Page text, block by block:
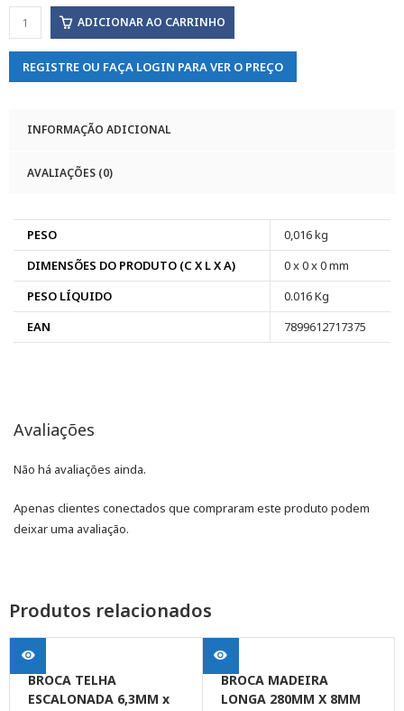
ADICIONAR AO CARRINHO
REGISTRE OU FAÇA LOGIN PARA VER O PREÇO
INFORMAÇÃO ADICIONAL
AVALIAÇÕES (0)
PESO
0,016 kg
DIMENSÕES DO PRODUTO (C X L X A)
0 x 0 x 0 mm
PESO LÍQUIDO
0.016 Kg
EAN
7899612717375
Avaliações
Não há avaliações ainda.
Apenas clientes conectados que compraram este produto podem
deixar uma avaliação.
Produtos relacionados
BROCA TELHA
ESCALONADA 6,3MM x
BROCA MADEIRA
LONGA 280MM X 8MM